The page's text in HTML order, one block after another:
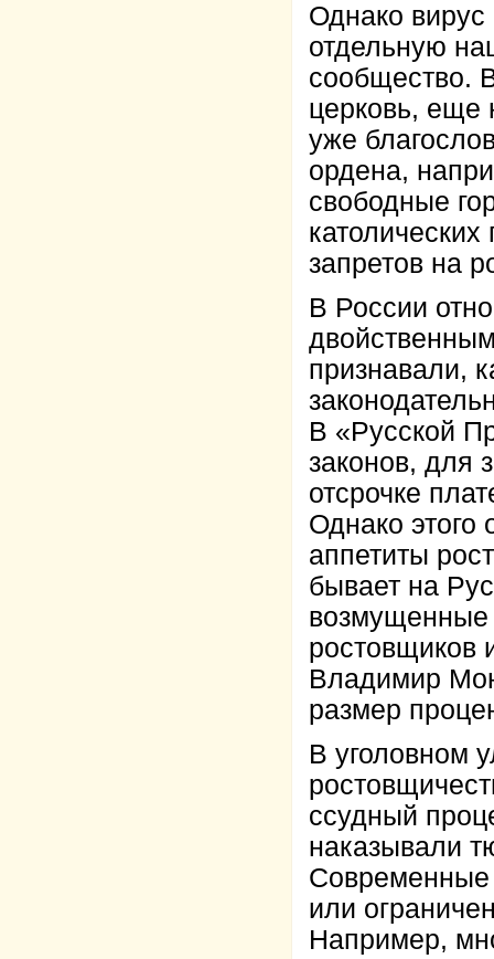
Однако
отдельную
сообщество.
церковь, еще
уже
ордена,
свободные
запретов на
В России
признавали,
В «Русской
законов, для
отсрочке
Однако этого
аппетиты
бывает на
возмущенные
ростовщиков
Владимир
размер
В уголовном
ссудный
наказывали
Современные
или
Например,